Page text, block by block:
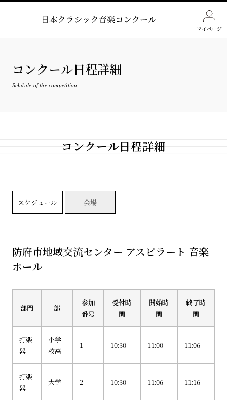
マイページ
コンクール日程詳細
Schdule of the competition
コンクール日程詳細
スケジュール 会場
防府市地域交流センター アスピラート 音楽
ホール
部門 部
参加
番号
受付時
間
開始時
間
終了時
間
打楽
器
小学
校高
1 10:30 11:00 11:06
打楽
器
大学 2 10:30 11:06 11:16